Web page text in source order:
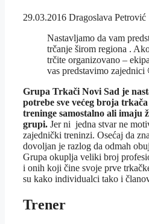
29.03.2016 Dragoslava Petrović
Nastavljamo da vam
trčanje širom regiona .
trčite organizovano –
vas predstavimo zajednici
Grupa Trkači Novi Sad je
potrebe sve većeg broja
treninge samostalno ali imaju
grupi. Jer ni jedna stvar ne
zajednički treninzi. Osećaj da
dovoljan je razlog da odmah
Grupa okuplja veliki broj
i onih koji čine svoje prve
su kako individualci tako i
Trener